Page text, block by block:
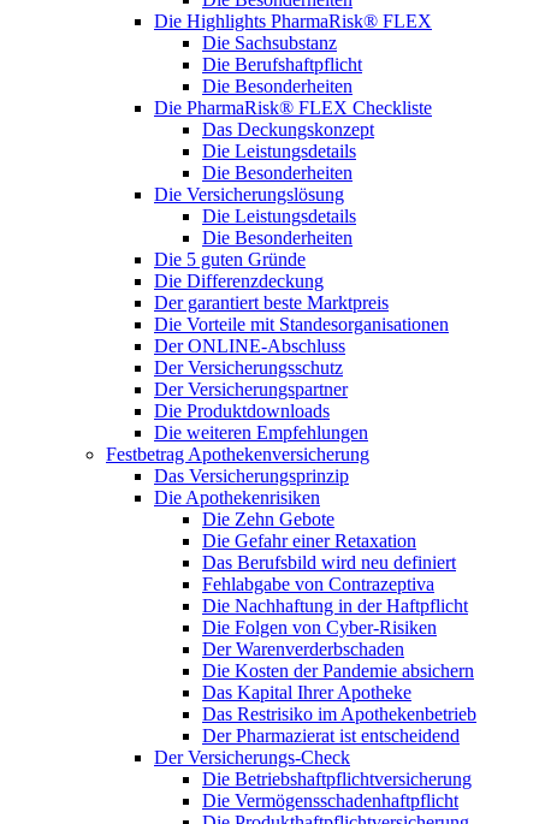
Die Highlights PharmaRisk® FLEX
Die Sachsubstanz
Die Berufshaftpflicht
Die Besonderheiten
Die PharmaRisk® FLEX Checkliste
Das Deckungskonzept
Die Leistungsdetails
Die Besonderheiten
Die Versicherungslösung
Die Leistungsdetails
Die Besonderheiten
Die 5 guten Gründe
Die Differenzdeckung
Der garantiert beste Marktpreis
Die Vorteile mit Standesorganisationen
Der ONLINE-Abschluss
Der Versicherungsschutz
Der Versicherungspartner
Die Produktdownloads
Die weiteren Empfehlungen
Festbetrag Apothekenversicherung
Das Versicherungsprinzip
Die Apothekenrisiken
Die Zehn Gebote
Die Gefahr einer Retaxation
Das Berufsbild wird neu definiert
Fehlabgabe von Contrazeptiva
Die Nachhaftung in der Haftpflicht
Die Folgen von Cyber-Risiken
Der Warenverderbschaden
Die Kosten der Pandemie absichern
Das Kapital Ihrer Apotheke
Das Restrisiko im Apothekenbetrieb
Der Pharmazierat ist entscheidend
Der Versicherungs-Check
Die Betriebshaftpflichtversicherung
Die Vermögensschadenhaftpflicht